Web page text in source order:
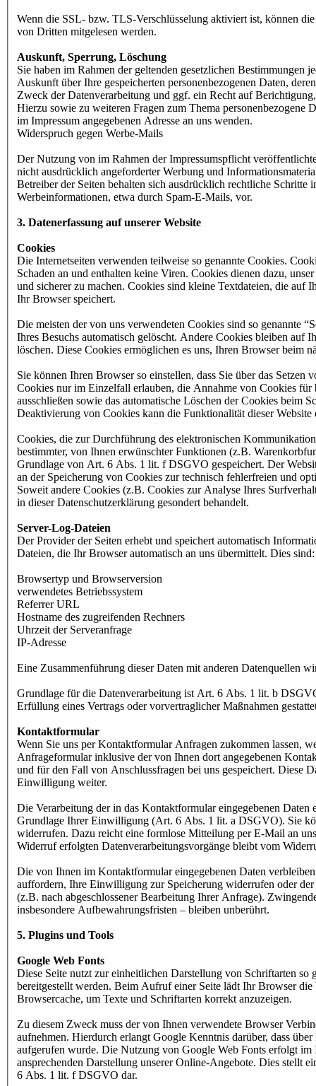
Wenn die SSL- bzw. TLS-Verschlüsselung aktiviert ist, können
von Dritten mitgelesen werden.
Auskunft, Sperrung, Löschung
Sie haben im Rahmen der geltenden gesetzlichen Bestimmungen
Auskunft über Ihre gespeicherten personenbezogenen Daten,
Zweck der Datenverarbeitung und ggf. ein Recht auf
Hierzu sowie zu weiteren Fragen zum Thema personenbezogene
im Impressum angegebenen Adresse an uns wenden.
Widerspruch gegen Werbe-Mails
Der Nutzung von im Rahmen der Impressumspflicht
nicht ausdrücklich angeforderter Werbung und
Betreiber der Seiten behalten sich ausdrücklich rechtliche Schritte
Werbeinformationen, etwa durch Spam-E-Mails, vor.
3. Datenerfassung auf unserer Website
Cookies
Die Internetseiten verwenden teilweise so genannte Cookies.
Schaden an und enthalten keine Viren. Cookies dienen dazu,
und sicherer zu machen. Cookies sind kleine Textdateien, die auf
Ihr Browser speichert.
Die meisten der von uns verwendeten Cookies sind so genannte
Ihres Besuchs automatisch gelöscht. Andere Cookies bleiben auf
löschen. Diese Cookies ermöglichen es uns, Ihren Browser beim
Sie können Ihren Browser so einstellen, dass Sie über das Setzen
Cookies nur im Einzelfall erlauben, die Annahme von Cookies für
ausschließen sowie das automatische Löschen der Cookies beim
Deaktivierung von Cookies kann die Funktionalität dieser Website
Cookies, die zur Durchführung des elektronischen
bestimmter, von Ihnen erwünschter Funktionen (z.B.
Grundlage von Art. 6 Abs. 1 lit. f DSGVO gespeichert. Der
an der Speicherung von Cookies zur technisch fehlerfreien und
Soweit andere Cookies (z.B. Cookies zur Analyse Ihres
in dieser Datenschutzerklärung gesondert behandelt.
Server-Log-Dateien
Der Provider der Seiten erhebt und speichert automatisch
Dateien, die Ihr Browser automatisch an uns übermittelt. Dies sind:
Browsertyp und Browserversion
verwendetes Betriebssystem
Referrer URL
Hostname des zugreifenden Rechners
Uhrzeit der Serveranfrage
IP-Adresse
Eine Zusammenführung dieser Daten mit anderen Datenquellen
Grundlage für die Datenverarbeitung ist Art. 6 Abs. 1 lit. b
Erfüllung eines Vertrags oder vorvertraglicher Maßnahmen
Kontaktformular
Wenn Sie uns per Kontaktformular Anfragen zukommen lassen,
Anfrageformular inklusive der von Ihnen dort angegebenen
und für den Fall von Anschlussfragen bei uns gespeichert. Diese
Einwilligung weiter.
Die Verarbeitung der in das Kontaktformular eingegebenen Daten
Grundlage Ihrer Einwilligung (Art. 6 Abs. 1 lit. a DSGVO). Sie
widerrufen. Dazu reicht eine formlose Mitteilung per E-Mail an
Widerruf erfolgten Datenverarbeitungsvorgänge bleibt vom
Die von Ihnen im Kontaktformular eingegebenen Daten
auffordern, Ihre Einwilligung zur Speicherung widerrufen oder
(z.B. nach abgeschlossener Bearbeitung Ihrer Anfrage).
insbesondere Aufbewahrungsfristen – bleiben unberührt.
5. Plugins und Tools
Google Web Fonts
Diese Seite nutzt zur einheitlichen Darstellung von Schriftarten so
bereitgestellt werden. Beim Aufruf einer Seite lädt Ihr Browser
Browsercache, um Texte und Schriftarten korrekt anzuzeigen.
Zu diesem Zweck muss der von Ihnen verwendete Browser
aufnehmen. Hierdurch erlangt Google Kenntnis darüber, dass
aufgerufen wurde. Die Nutzung von Google Web Fonts erfolgt im
ansprechenden Darstellung unserer Online-Angebote. Dies stellt
6 Abs. 1 lit. f DSGVO dar.